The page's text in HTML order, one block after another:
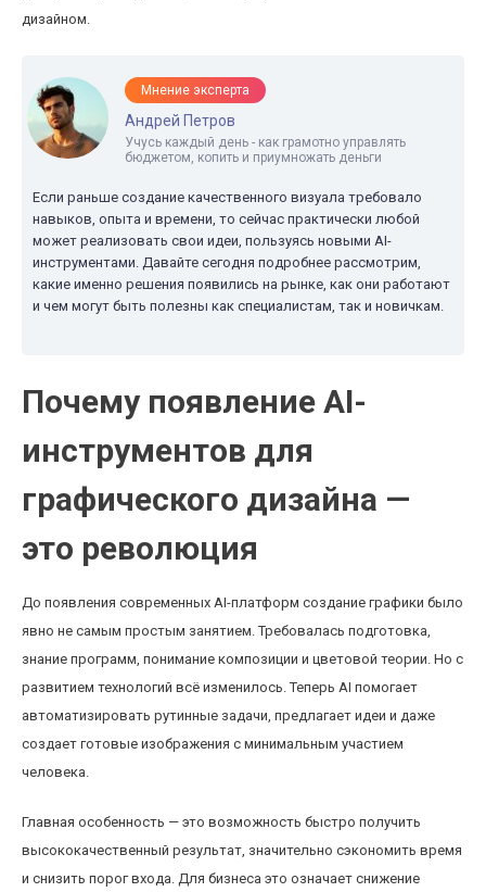
дизайном.
Мнение эксперта
Андрей Петров
Учусь каждый день - как грамотно управлять
бюджетом, копить и приумножать деньги
Если раньше создание качественного визуала требовало
навыков, опыта и времени, то сейчас практически любой
может реализовать свои идеи, пользуясь новыми AI-
инструментами. Давайте сегодня подробнее рассмотрим,
какие именно решения появились на рынке, как они работают
и чем могут быть полезны как специалистам, так и новичкам.
Почему появление AI-
инструментов для
графического дизайна —
это революция
До появления современных AI-платформ создание графики было
явно не самым простым занятием. Требовалась подготовка,
знание программ, понимание композиции и цветовой теории. Но с
развитием технологий всё изменилось. Теперь AI помогает
автоматизировать рутинные задачи, предлагает идеи и даже
создает готовые изображения с минимальным участием
человека.
Главная особенность — это возможность быстро получить
высококачественный результат, значительно сэкономить время
и снизить порог входа. Для бизнеса это означает снижение